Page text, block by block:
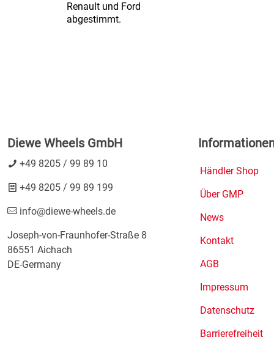
Renault und Ford
abgestimmt.
Diewe Wheels GmbH
+49 8205 / 99 89 10
+49 8205 / 99 89 199
info@diewe-wheels.de
Joseph-von-Fraunhofer-Straße 8
86551 Aichach
DE-Germany
Händler Shop
Über GMP
News
Kontakt
AGB
Impressum
Datenschutz
Barrierefreiheit